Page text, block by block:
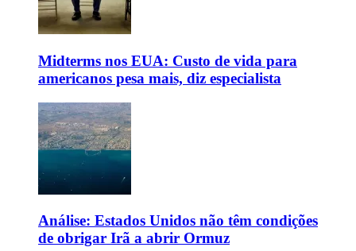
Midterms nos EUA: Custo de vida para
americanos pesa mais, diz especialista
Análise: Estados Unidos não têm condições
de obrigar Irã a abrir Ormuz